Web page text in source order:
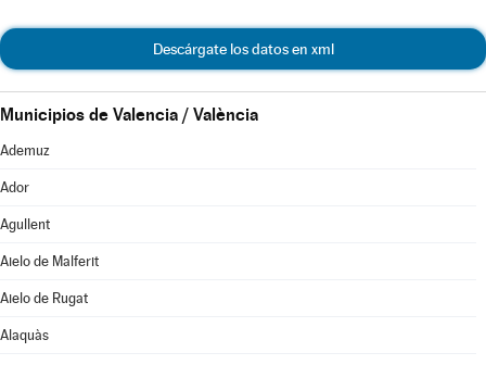
Descárgate los datos en xml
Municipios de Valencia / València
Ademuz
Ador
Agullent
Aielo de Malferit
Aielo de Rugat
Alaquàs